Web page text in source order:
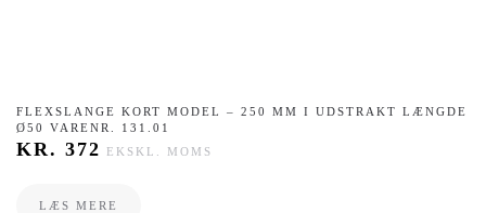
FLEXSLANGE ​KORT MODEL – 250 MM I UDSTRAKT LÆNGDE
Ø50 VARENR. 131.01
KR. 372 EKSKL. MOMS
LÆS MERE